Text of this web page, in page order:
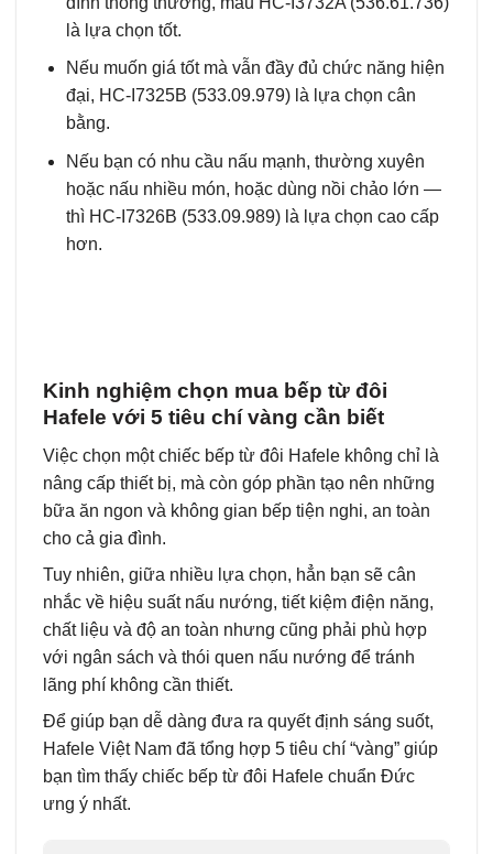
là lựa chọn tốt.
Nếu muốn giá tốt mà vẫn đầy đủ chức năng hiện
đại, HC-I7325B (533.09.979) là lựa chọn cân
bằng.
Nếu bạn có nhu cầu nấu mạnh, thường xuyên
hoặc nấu nhiều món, hoặc dùng nồi chảo lớn —
thì HC-I7326B (533.09.989) là lựa chọn cao cấp
hơn.
Kinh nghiệm chọn mua bếp từ đôi
Hafele với 5 tiêu chí vàng cần biết
Việc chọn một chiếc bếp từ đôi Hafele không chỉ là
nâng cấp thiết bị, mà còn góp phần tạo nên những
bữa ăn ngon và không gian bếp tiện nghi, an toàn
cho cả gia đình.
Tuy nhiên, giữa nhiều lựa chọn, hẳn bạn sẽ cân
nhắc về hiệu suất nấu nướng, tiết kiệm điện năng,
chất liệu và độ an toàn nhưng cũng phải phù hợp
với ngân sách và thói quen nấu nướng để tránh
lãng phí không cần thiết.
Để giúp bạn dễ dàng đưa ra quyết định sáng suốt,
Hafele Việt Nam đã tổng hợp 5 tiêu chí “vàng” giúp
bạn tìm thấy chiếc bếp từ đôi Hafele chuẩn Đức
ưng ý nhất.